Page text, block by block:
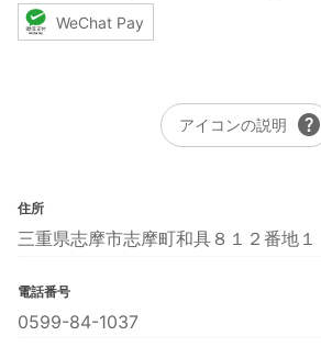
WeChat Pay
アイコンの説明 help
住所
三重県志摩市志摩町和具８１２番地１
電話番号
0599-84-1037